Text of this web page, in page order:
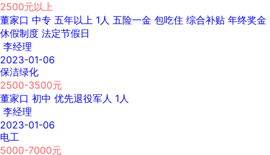
2500元以上
董家口 中专 五年以上 1人 五险一金 包吃住 综合补贴 年终奖金
休假制度 法定节假日
李经理
2023-01-06
保洁绿化
2500-3500元
董家口 初中 优先退役军人 1人
李经理
2023-01-06
电工
5000-7000元